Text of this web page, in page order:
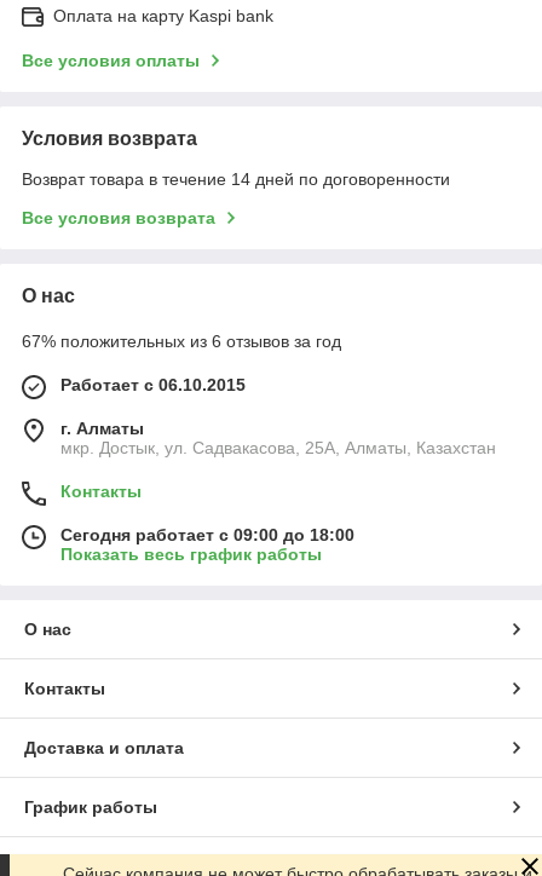
Оплата на карту Kaspi bank
Все условия оплаты
Условия возврата
Возврат товара в течение 14 дней по договоренности
Все условия возврата
О нас
67% положительных из 6 отзывов за год
Работает с 06.10.2015
г. Алматы
мкр. Достык, ул. Садвакасова, 25А, Алматы, Казахстан
Контакты
Сегодня работает с 09:00 до 18:00
Показать весь график работы
О нас
Контакты
Доставка и оплата
График работы
Полная версия сайта